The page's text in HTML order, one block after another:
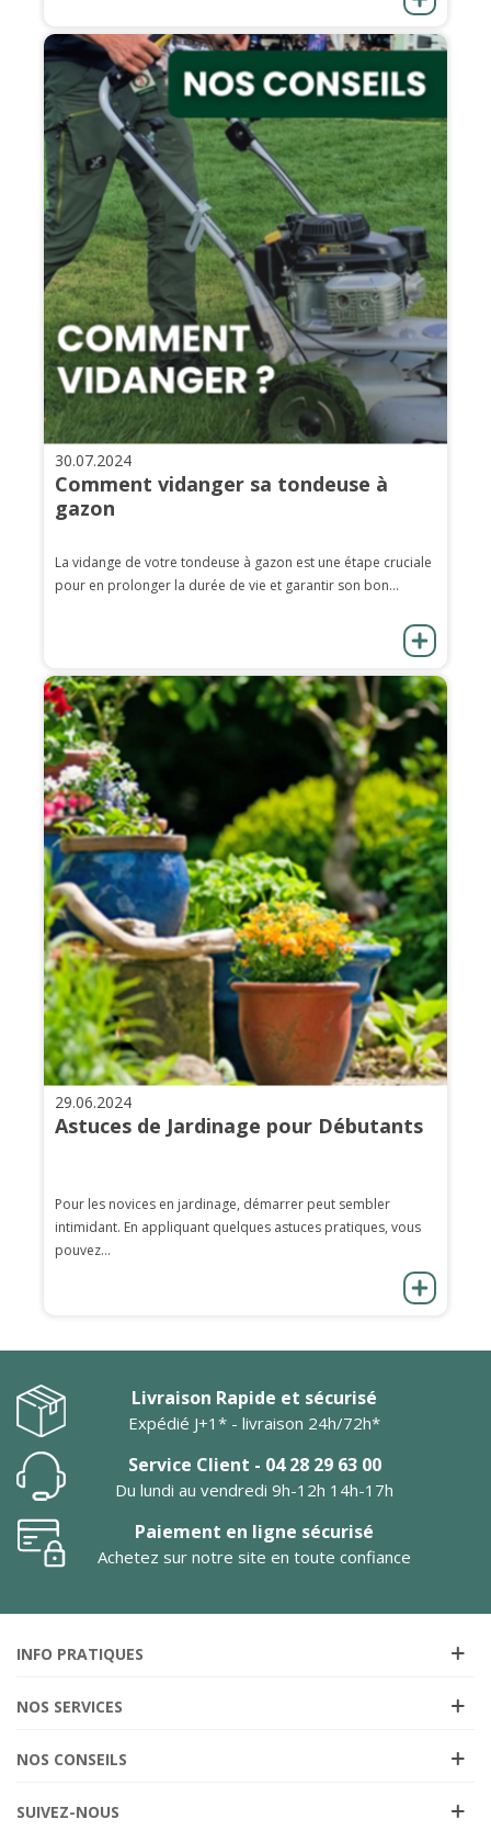
30.07.2024
Comment vidanger sa tondeuse à
gazon
La vidange de votre tondeuse à gazon est une étape cruciale
pour en prolonger la durée de vie et garantir son bon...
29.06.2024
Astuces de Jardinage pour Débutants
Pour les novices en jardinage, démarrer peut sembler
intimidant. En appliquant quelques astuces pratiques, vous
pouvez...
Livraison Rapide et sécurisé
Expédié J+1* - livraison 24h/72h*
Service Client - 04 28 29 63 00
Du lundi au vendredi 9h-12h 14h-17h
Paiement en ligne sécurisé
Achetez sur notre site en toute confiance
INFO PRATIQUES
NOS SERVICES
NOS CONSEILS
SUIVEZ-NOUS